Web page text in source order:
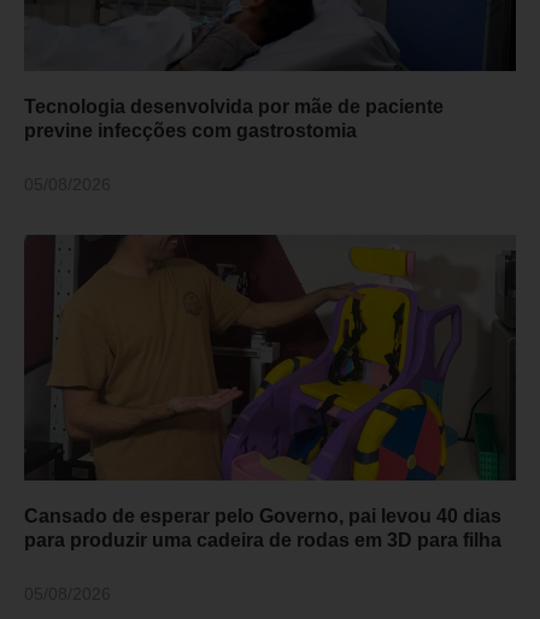
Tecnologia desenvolvida por mãe de paciente
previne infecções com gastrostomia
Cansado de esperar pelo Governo, pai levou 40 dias
para produzir uma cadeira de rodas em 3D para filha